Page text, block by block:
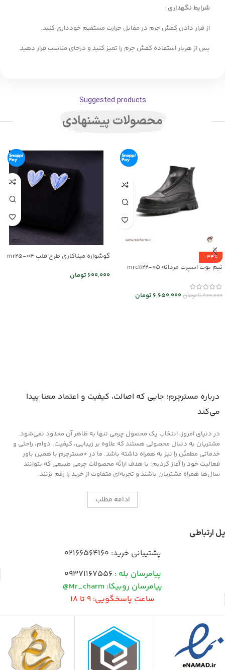
شرایط نگهداری :
از قرار دادن کفش چرم در مقابل حرارت مستقیم خودداری کنید.
پس از هربار استفاده کفش چرم را تمیز کنید و درجای مناسب قرار دهید.
Suggested products
محصولات پیشنهادی
-44%
نیم بوت اسپرت مردانه mrc1122-05
11,800,000تومان6,650,000 تومان
گوشواره میناکاری طرح قلب mr25-04
600,000 تومان
درباره مسترچرم؛ جایی که اصالت، کیفیت و اعتماد معنا پیدا
می‌کند
در دنیای امروز، انتخاب یک محصول چرمی تنها به ظاهر آن محدود نمی‌شود.
مشتریان به دنبال محصولی هستند که علاوه بر زیبایی، کیفیت، دوام، راحتی و
خدماتی مطمئن را نیز به همراه داشته باشد. ما در *مسترچرم با همین باور
فعالیت خود را آغاز کردیم؛ با هدف ارائه محصولات چرمی طبیعی که بتوانند
سال‌ها همراه مشتریان باشند و تجربه‌ای متفاوت از خرید را رقم بزنند.
ادامه مطلب
پل ارتباطی
پشتیبانی خرید: 02166564160
پیامرسان بله : 09371167556
پیامرسان روبیکا: Mr_charm@
ساعت پاسخگویی: 9 تا 18